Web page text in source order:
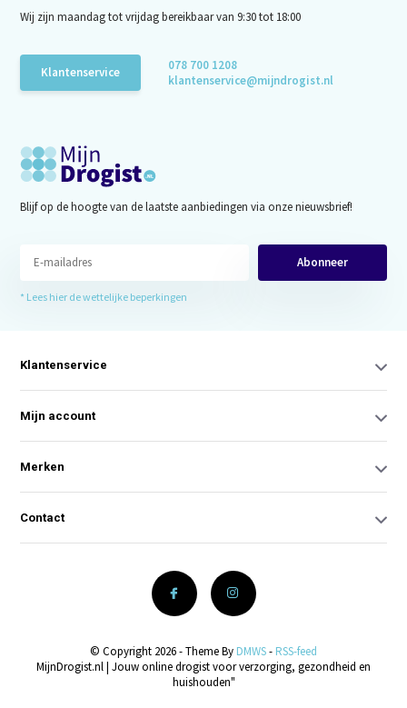
Wij zijn maandag tot vrijdag bereikbaar van 9:30 tot 18:00
Klantenservice
078 700 1208
klantenservice@mijndrogist.nl
Blijf op de hoogte van de laatste aanbiedingen via onze nieuwsbrief!
Abonneer
* Lees hier de wettelijke beperkingen
Klantenservice
Mijn account
Merken
Contact
© Copyright 2026 - Theme By DMWS- RSS-feed
MijnDrogist.nl | Jouw online drogist voor verzorging, gezondheid en
huishouden"